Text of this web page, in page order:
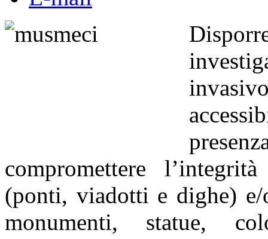
compromettere
(ponti, viadotti e dighe)
monumenti, statue,